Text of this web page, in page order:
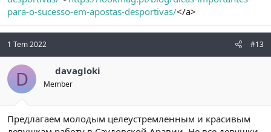
para-o-sucesso-em-apostas-desportivas/</a>
1 Tem 2022 #13
D davagloki
Member
Предлагаем молодым целеустремленным и красивым